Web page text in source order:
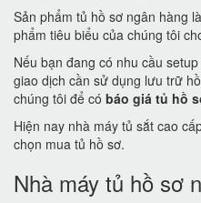
Sản phẩm tủ hồ sơ ngân hàng
phẩm tiêu biểu của chúng tôi
Nếu bạn đang có nhu cầu
giao dịch cần sử dụng lưu trữ
chúng tôi để có báo giá tủ hồ
Hiện nay nhà máy tủ sắt cao
chọn mua tủ hồ sơ.
Nhà máy tủ hồ sơ